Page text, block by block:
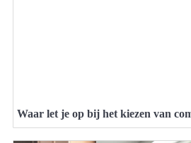
Waar let je op bij het kiezen van